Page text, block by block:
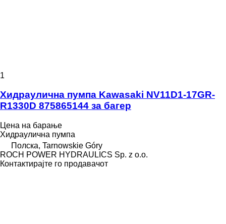
1
Хидраулична пумпа Kawasaki NV11D1-17GR-
R1330D 875865144 за багер
Цена на барање
Хидраулична пумпа
Полска, Tarnowskie Góry
ROCH POWER HYDRAULICS Sp. z o.o.
Контактирајте го продавачот